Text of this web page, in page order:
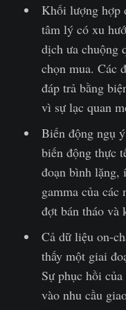
Khối lượng hợp
tâm lý có xu
dịch ưa chuộng
chọn mua. Các
đáp trả bằng
vì sự lạc quan
Biến động ngụ
biến động thực
đoạn bình lặng,
gamma của các
đợt bán tháo và
Cả dữ liệu on-
thấy một giai
Sự phục hồi
vào nhu cầu